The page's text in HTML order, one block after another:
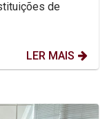
de
LER MAIS